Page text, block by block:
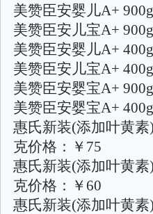
美赞臣安婴儿A+
美赞臣安儿宝A+
美赞臣安婴儿A+
美赞臣安儿宝A+
美赞臣安婴宝A+
美赞臣安婴宝A+
惠氏新装(添加叶黄
克价格：￥75
惠氏新装(添加叶黄
克价格：￥60
惠氏新装(添加叶黄